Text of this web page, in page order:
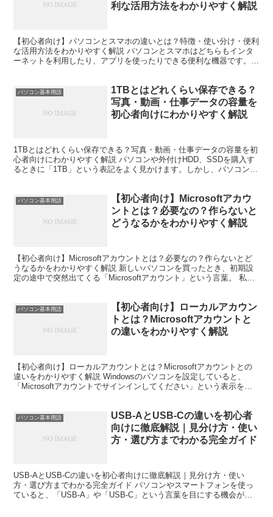
利な活用方法をわかりやすく解説
【初心者向け】パソコンとスマホの違いとは？特徴・使い分け・便利
な活用方法をわかりやすく解説 パソコンとスマホはどちらもインタ
ーネットを利用したり、アプリを使ったりできる便利な機器です。し
パソコン基本用語
1TBとはどれくらい保存できる？
写真・動画・仕事データの容量を
初心者向けにわかりやすく解説
1TBとはどれくらい保存できる？写真・動画・仕事データの容量を初
心者向けにわかりやすく解説 パソコンや外付けHDD、SSDを購入す
るときに「1TB」という表記をよく見かけます。しかし、パソコン初
パソコン基本用語
【初心者向け】Microsoftアカウ
ントとは？必要なの？作らないと
どうなるかをわかりやすく解説
【初心者向け】Microsoftアカウントとは？必要なの？作らないとど
うなるかをわかりやすく解説 新しいパソコンを買ったとき、初期設
定の途中で突然出てくる「Microsoftアカウント」という言葉。 私は
パソコン基本用語
【初心者向け】ローカルアカウン
トとは？Microsoftアカウントと
の違いをわかりやすく解説
【初心者向け】ローカルアカウントとは？Microsoftアカウントとの
違いをわかりやすく解説 Windowsのパソコンを設定していると、
「Microsoftアカウントでサインインしてください」という表示を見
パソコン基本用語
USB-AとUSB-Cの違いを初心者
向けに徹底解説｜見分け方・使い
方・選び方までわかる完全ガイド
USB-AとUSB-Cの違いを初心者向けに徹底解説｜見分け方・使い
方・選び方までわかる完全ガイド パソコンやスマートフォンを使っ
ていると、「USB-A」や「USB-C」という言葉を目にする機会が増